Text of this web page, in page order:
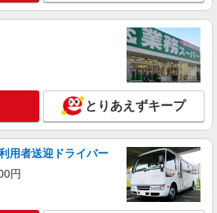
詳細を見る
式会社 メディカルケア事業部/熊本オフィ
タッフ／資格あり or 経験者
円〜1,400円 ◆無資格・経験者：時
円〜 ◆初任者研修・未経験：時給1,320
任者研修・経験者：時給1,350円〜 ◆介
1,400円〜 ※経験者は3ヶ月以上 ※
本県宇土市 【最寄駅】JR三角線「肥後長
い
エリアなど、お好きな勤務地をお選び下さ
とりあえずキープ
用者送迎ドライバー
円